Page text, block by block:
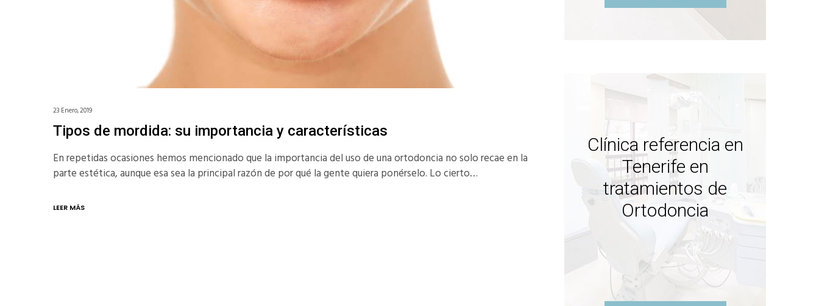
23 Enero, 2019
Tipos de mordida: su importancia y características
En repetidas ocasiones hemos mencionado que la importancia del uso de una ortodoncia no solo recae en la
parte estética, aunque esa sea la principal razón de por qué la gente quiera ponérselo. Lo cierto…
LEER MÁS
Clínica referencia en
Tenerife en
tratamientos de
Ortodoncia